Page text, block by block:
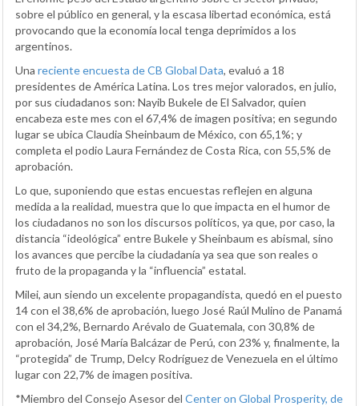
sobre el público en general, y la escasa libertad económica, está
provocando que la economía local tenga deprimidos a los
argentinos.
Una reciente encuesta de CB Global Data, evaluó a 18
presidentes de América Latina. Los tres mejor valorados, en julio,
por sus ciudadanos son: Nayib Bukele de El Salvador, quien
encabeza este mes con el 67,4% de imagen positiva; en segundo
lugar se ubica Claudia Sheinbaum de México, con 65,1%; y
completa el podio Laura Fernández de Costa Rica, con 55,5% de
aprobación.
Lo que, suponiendo que estas encuestas reflejen en alguna
medida a la realidad, muestra que lo que impacta en el humor de
los ciudadanos no son los discursos políticos, ya que, por caso, la
distancia “ideológica” entre Bukele y Sheinbaum es abismal, sino
los avances que percibe la ciudadanía ya sea que son reales o
fruto de la propaganda y la “influencia” estatal.
Milei, aun siendo un excelente propagandista, quedó en el puesto
14 con el 38,6% de aprobación, luego José Raúl Mulino de Panamá
con el 34,2%, Bernardo Arévalo de Guatemala, con 30,8% de
aprobación, José María Balcázar de Perú, con 23% y, finalmente, la
“protegida” de Trump, Delcy Rodríguez de Venezuela en el último
lugar con 22,7% de imagen positiva.
*Miembro del Consejo Asesor del Center on Global Prosperity, de